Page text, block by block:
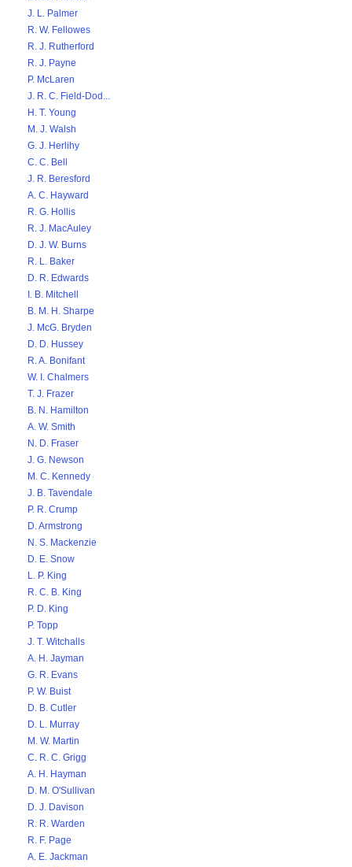
J. L. Palmer
R. W. Fellowes
R. J. Rutherford
R. J. Payne
P. McLaren
J. R. C. Field-Dod...
H. T. Young
M. J. Walsh
G. J. Herlihy
C. C. Bell
J. R. Beresford
A. C. Hayward
R. G. Hollis
R. J. MacAuley
D. J. W. Burns
R. L. Baker
D. R. Edwards
I. B. Mitchell
B. M. H. Sharpe
J. McG. Bryden
D. D. Hussey
R. A. Bonifant
W. I. Chalmers
T. J. Frazer
B. N. Hamilton
A. W. Smith
N. D. Fraser
J. G. Newson
M. C. Kennedy
J. B. Tavendale
P. R. Crump
D. Armstrong
N. S. Mackenzie
D. E. Snow
L. P. King
R. C. B. King
P. D. King
P. Topp
J. T. Witchalls
A. H. Jayman
G. R. Evans
P. W. Buist
D. B. Cutler
D. L. Murray
M. W. Martin
C. R. C. Grigg
A. H. Hayman
D. M. O'Sullivan
D. J. Davison
R. R. Warden
R. F. Page
A. E. Jackman